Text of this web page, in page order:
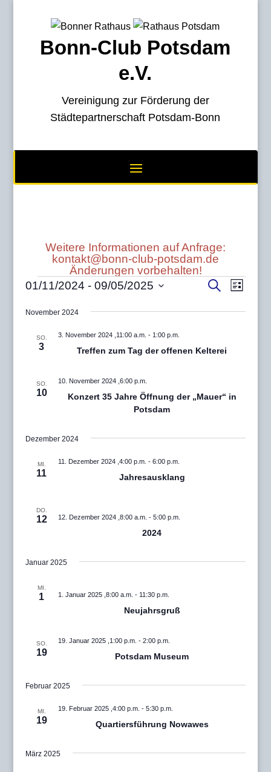
Bonn-Club Potsdam
e.V.
Vereinigung zur Förderung der
Städtepartnerschaft Potsdam-Bonn
Weitere Informationen auf Anfrage:
kontakt@bonn-club-potsdam.de
Änderungen vorbehalten!
Veranstaltungen
und
Suche
Liste
01/11/2024 - 09/05/2025
November 2024
SO.
3 Treffen zum Tag der offenen Kelterei
3. November 2024 ,11:00 a.m. - 1:00 p.m.
SO.
10
Konzert 35 Jahre Öffnung der „Mauer“ in
Potsdam
10. November 2024 ,6:00 p.m.
Dezember 2024
MI.
11 Jahresausklang
11. Dezember 2024 ,4:00 p.m. - 6:00 p.m.
DO.
12
2024
12. Dezember 2024 ,8:00 a.m. - 5:00 p.m.
Januar 2025
MI.
1
Neujahrsgruß
1. Januar 2025 ,8:00 a.m. - 11:30 p.m.
SO.
19 Potsdam Museum
19. Januar 2025 ,1:00 p.m. - 2:00 p.m.
Februar 2025
MI.
19 Quartiersführung Nowawes
19. Februar 2025 ,4:00 p.m. - 5:30 p.m.
März 2025